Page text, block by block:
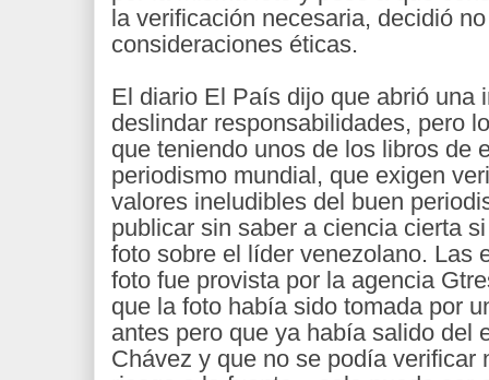
la verificación necesaria, decidió
consideraciones éticas.
El diario El País dijo que abrió una
deslindar responsabilidades, pero
que teniendo unos de los libros de
periodismo mundial, que exigen
valores ineludibles del buen
publicar sin saber a ciencia cierta
foto sobre el líder venezolano. Las
foto fue provista por la agencia
que la foto había sido tomada por
antes pero que ya había salido del
Chávez y que no se podía verificar